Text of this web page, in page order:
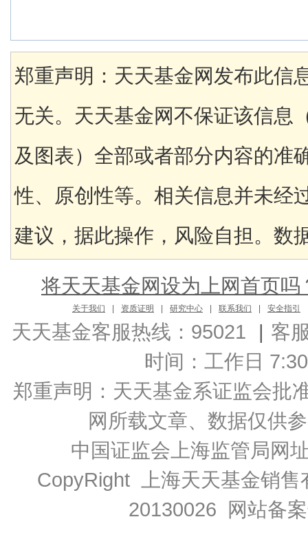
郑重声明：天天基金网发布此信
无关。天天基金网不保证该信息
及图表）全部或者部分内容的准
性、原创性等。相关信息并未经
建议，据此操作，风险自担。数
将天天基金网设为上网首页吗
关于我们 资质证明 研究中心 联系我们 安全指引
天天基金客服热线：95021 | 客
时间：工作日
郑重声明： 天天基金系证监会批
网所载文章、数据仅供
中国证监会上海监管局网
CopyRight 上海天天基金销
20130026 网站备